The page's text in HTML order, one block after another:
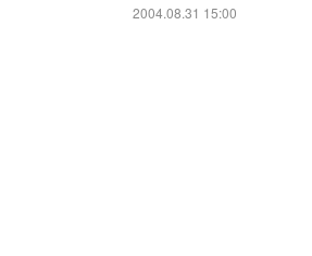
2004.08.31 15:00